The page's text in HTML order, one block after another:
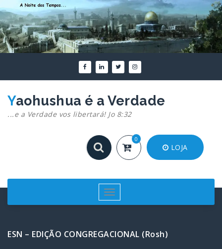
para
o
conteúdo
Yaohushua é a Verdade
...e a Verdade vos libertará! Jo 8:32
0
LOJA
Alternar
navegação
ESN – EDIÇÃO CONGREGACIONAL (Rosh)